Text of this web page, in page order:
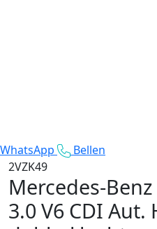
WhatsApp
Bellen
2VZK49
Mercedes-
3.0 V6 CDI Aut.